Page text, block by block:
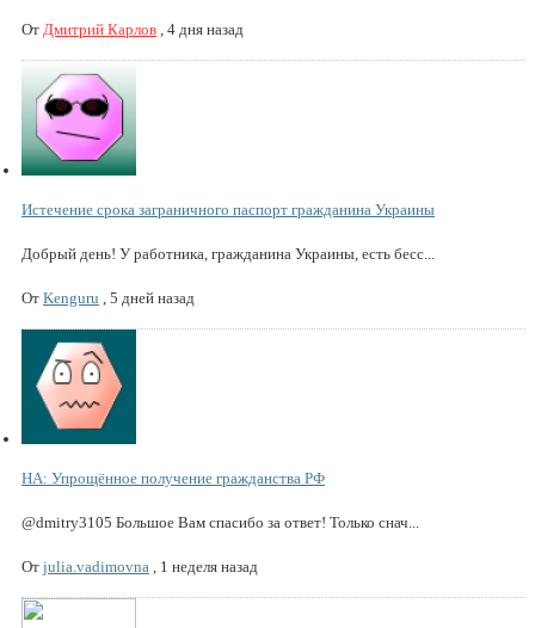
От Дмитрий Карлов , 4 дня назад
Истечение срока заграничного паспорт гражданина Украины
Добрый день! У работника, гражданина Украины, есть бесс...
От Kenguru , 5 дней назад
НА: Упрощённое получение гражданства РФ
@dmitry3105 Большое Вам спасибо за ответ! Только снач...
От julia.vadimovna , 1 неделя назад